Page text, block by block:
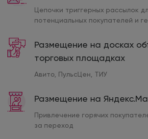
Цепочки триггерных рассылок
потенциальных покупателей и
Размещение на досках
торговых площадках
Авито, ПульсЦен, ТИУ
Размещение на
Привлечение горячих
за переход